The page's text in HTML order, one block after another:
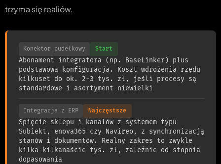
trzyma się realiów.
Konektor pudełkowy
Abonament integratora (np. BaseLinker) plus
podstawowa konfiguracja. Koszt wdrożenia rzędu
kilkuset do ok. 2-3 tys. zł, jeśli procesy są
standardowe i asortyment niewielki
Start
Integracja z ERP
Spięcie sklepu i kanałów z systemem typu
Subiekt, enova365 czy Navireo, z synchronizacją
stanów i dokumentów. Realny zakres to zwykle
kilka–kilkanaście tys. zł, zależnie od stopnia
dopasowania
Najczęstsze